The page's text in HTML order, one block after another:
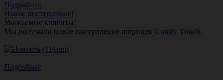
Подробнее
Новое поступление!
Уважаемые клиенты!
Мы получили новое поступление шприцев Comfy Touch
Подробнее